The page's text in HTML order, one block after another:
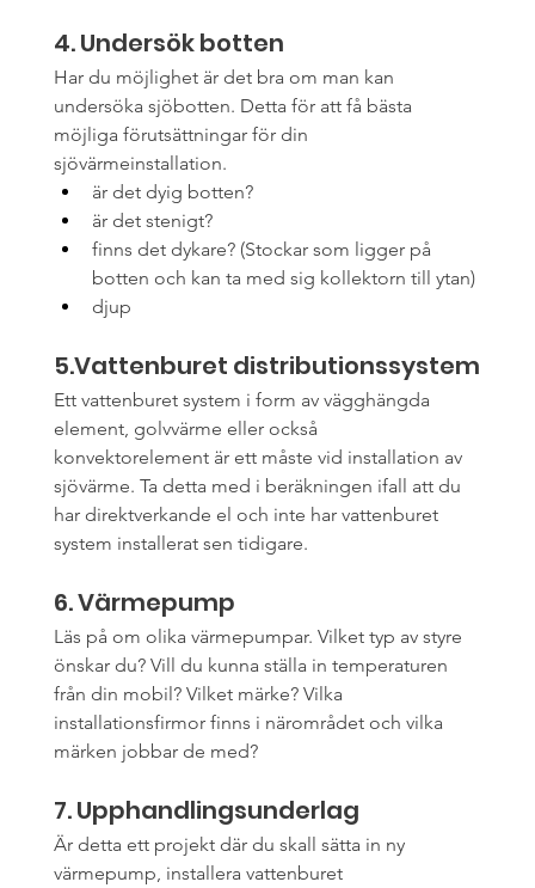
4. Undersök botten
Har du möjlighet är det bra om man kan
undersöka sjöbotten. Detta för att få bästa
möjliga förutsättningar för din
sjövärmeinstallation.
är det dyig botten?
är det stenigt?
finns det dykare? (Stockar som ligger på
botten och kan ta med sig kollektorn till ytan)
djup
5.Vattenburet distributionssystem
Ett vattenburet system i form av vägghängda
element, golvvärme eller också
konvektorelement är ett måste vid installation av
sjövärme. Ta detta med i beräkningen ifall att du
har direktverkande el och inte har vattenburet
system installerat sen tidigare.
6. Värmepump
Läs på om olika värmepumpar. Vilket typ av styre
önskar du? Vill du kunna ställa in temperaturen
från din mobil? Vilket märke? Vilka
installationsfirmor finns i närområdet och vilka
märken jobbar de med?
7. Upphandlingsunderlag
Är detta ett projekt där du skall sätta in ny
värmepump, installera vattenburet